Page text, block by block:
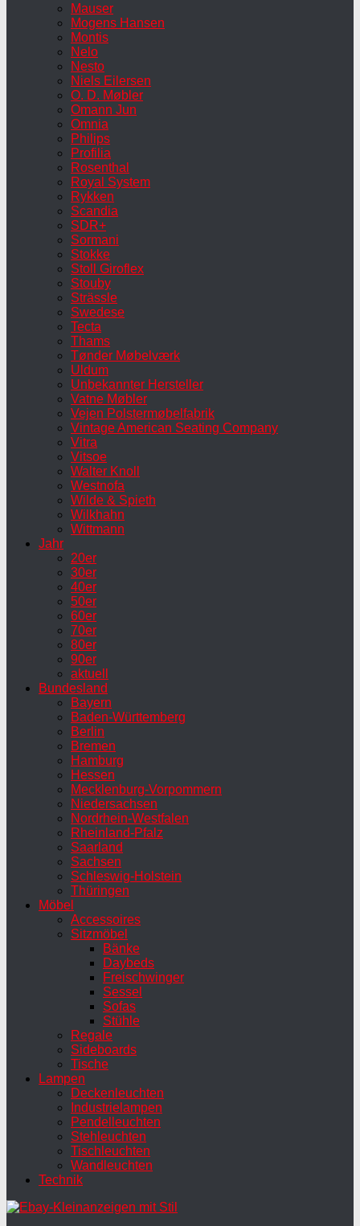
Mauser
Mogens Hansen
Montis
Nelo
Nesto
Niels Eilersen
O. D. Møbler
Omann Jun
Omnia
Philips
Profilia
Rosenthal
Royal System
Rykken
Scandia
SDR+
Sormani
Stokke
Stoll Giroflex
Stouby
Strässle
Swedese
Tecta
Thams
Tønder Møbelværk
Uldum
Unbekannter Hersteller
Vatne Møbler
Vejen Polstermøbelfabrik
Vintage American Seating Company
Vitra
Vitsoe
Walter Knoll
Westnofa
Wilde & Spieth
Wilkhahn
Wittmann
Jahr
20er
30er
40er
50er
60er
70er
80er
90er
aktuell
Bundesland
Bayern
Baden-Württemberg
Berlin
Bremen
Hamburg
Hessen
Mecklenburg-Vorpommern
Niedersachsen
Nordrhein-Westfalen
Rheinland-Pfalz
Saarland
Sachsen
Schleswig-Holstein
Thüringen
Möbel
Accessoires
Sitzmöbel
Bänke
Daybeds
Freischwinger
Sessel
Sofas
Stühle
Regale
Sideboards
Tische
Lampen
Deckenleuchten
Industrielampen
Pendelleuchten
Stehleuchten
Tischleuchten
Wandleuchten
Technik